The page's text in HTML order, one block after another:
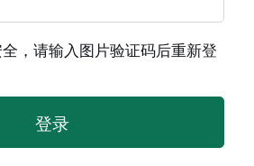
，请输入图片验证码后重新登